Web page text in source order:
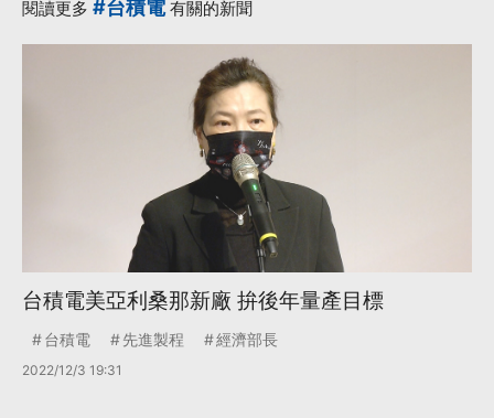
閱讀更多 #台積電有關的新聞
台積電美亞利桑那新廠 拚後年量產目標
台積電 先進製程 經濟部長
2022/12/3 19:31